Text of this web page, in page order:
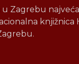
u Zagrebu
knjižnica